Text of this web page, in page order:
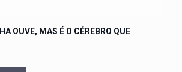
OUVE, MAS É O CÉREBRO QUE